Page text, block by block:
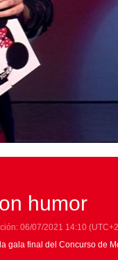
humor
06/07/2021 14:10
gala final del Concurso de